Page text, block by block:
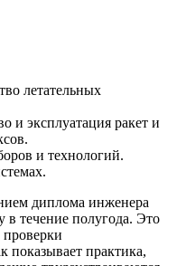
летательных
и эксплуатация ракет и
и технологий.
диплома инженера
в течение полугода. Это
показывает практика,